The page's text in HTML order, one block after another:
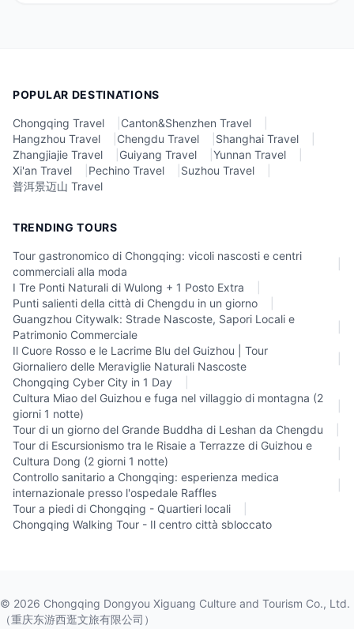
POPULAR DESTINATIONS
Chongqing Travel Canton&Shenzhen Travel
Hangzhou Travel
Chengdu Travel Shanghai Travel
Zhangjiajie Travel
Guiyang Travel Yunnan Travel
Xi'an Travel
Pechino Travel Suzhou Travel
普洱景迈山 Travel
TRENDING TOURS
Tour gastronomico di Chongqing: vicoli nascosti e centri
commerciali alla moda
I Tre Ponti Naturali di Wulong + 1 Posto Extra
Punti salienti della città di Chengdu in un giorno
Guangzhou Citywalk: Strade Nascoste, Sapori Locali e
Patrimonio Commerciale
Il Cuore Rosso e le Lacrime Blu del Guizhou | Tour
Giornaliero delle Meraviglie Naturali Nascoste
Chongqing Cyber City in 1 Day
Cultura Miao del Guizhou e fuga nel villaggio di montagna (2
giorni 1 notte)
Tour di un giorno del Grande Buddha di Leshan da Chengdu
Tour di Escursionismo tra le Risaie a Terrazze di Guizhou e
Cultura Dong (2 giorni 1 notte)
Controllo sanitario a Chongqing: esperienza medica
internazionale presso l'ospedale Raffles
Tour a piedi di Chongqing - Quartieri locali
Chongqing Walking Tour - Il centro città sbloccato
© 2026 Chongqing Dongyou Xiguang Culture and Tourism Co., Ltd.
（重庆东游西逛文旅有限公司）